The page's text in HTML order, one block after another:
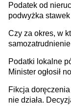
Podatek od
podwyżka stawek
budynków i lokali
prowadzeniem
Czy za okres, w
umowy
racjonalnym
Podatki lokalne
Minister ogłosił
Fikcja
nie działa.